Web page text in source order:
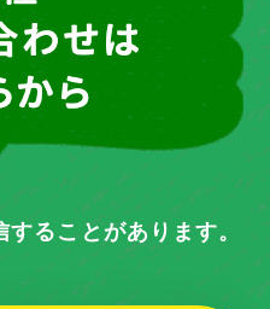
することがあります。